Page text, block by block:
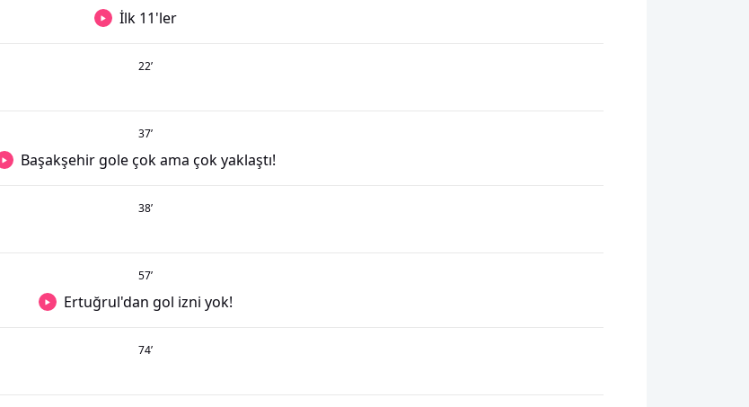
İlk 11'ler
22’
37’
Başakşehir gole çok ama çok yaklaştı!
38’
57’
Ertuğrul'dan gol izni yok!
74’